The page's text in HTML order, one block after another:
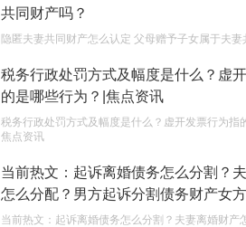
共同财产吗？
隐匿夫妻共同财产怎么认定 父母赠予子女属于夫妻
税务行政处罚方式及幅度是什么？虚
的是哪些行为？|焦点资讯
税务行政处罚方式及幅度是什么？虚开发票行为指
焦点资讯
当前热文：起诉离婚债务怎么分割？
怎么分配？男方起诉分割债务财产女
判？
当前热文：起诉离婚债务怎么分割？夫妻离婚财产